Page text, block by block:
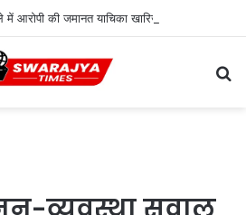
आरोपी की जमानत याचिका खारिज